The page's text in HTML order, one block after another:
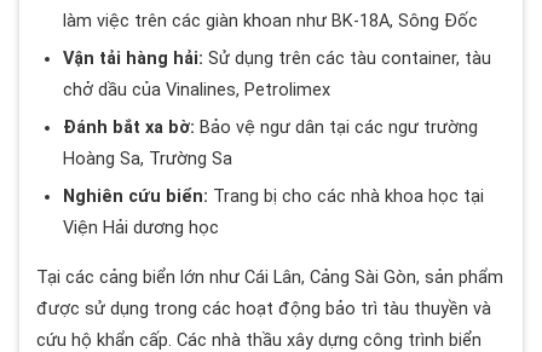
làm việc trên các giàn khoan như BK-18A, Sông Đốc
Vận tải hàng hải: Sử dụng trên các tàu container, tàu
chở dầu của Vinalines, Petrolimex
Đánh bắt xa bờ: Bảo vệ ngư dân tại các ngư trường
Hoàng Sa, Trường Sa
Nghiên cứu biển: Trang bị cho các nhà khoa học tại
Viện Hải dương học
Tại các cảng biển lớn như Cái Lân, Cảng Sài Gòn, sản phẩm
được sử dụng trong các hoạt động bảo trì tàu thuyền và
cứu hộ khẩn cấp. Các nhà thầu xây dựng công trình biển